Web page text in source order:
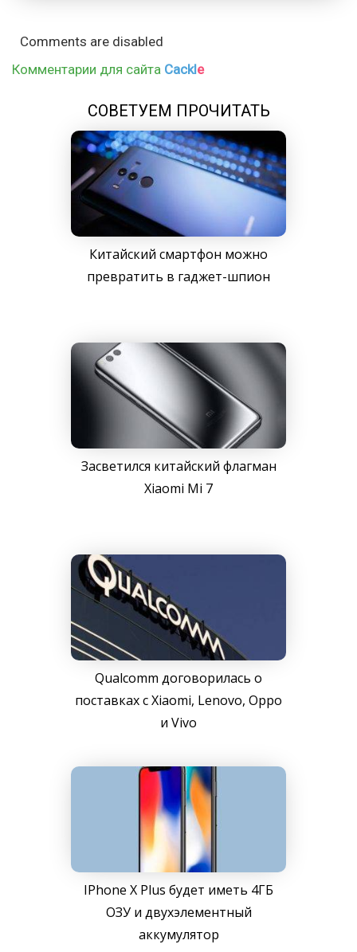
Comments are disabled
Комментарии для сайта Cackle
СОВЕТУЕМ ПРОЧИТАТЬ
Китайский смартфон можно
превратить в гаджет-шпион
Засветился китайский флагман
Xiaomi Mi 7
Qualcomm договорилась о
поставках с Xiaomi, Lenovo, Oppo
и Vivo
IPhone X Plus будет иметь 4ГБ
ОЗУ и двухэлементный
аккумулятор